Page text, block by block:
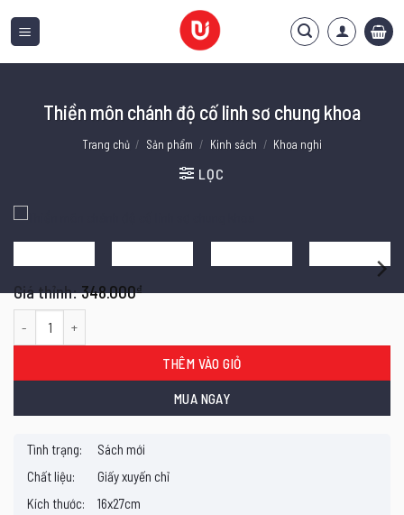
qua
Thiền môn chánh độ cố linh sơ chung khoa
Trang chủ / Sản phẩm / Kinh sách / Khoa nghi
LỌC
348.000₫
THÊM VÀO GIỎ
MUA NGAY
Tình trạng:
Sách mới
Chất liệu:
Giấy xuyến chỉ
Kích thước:
16x27cm